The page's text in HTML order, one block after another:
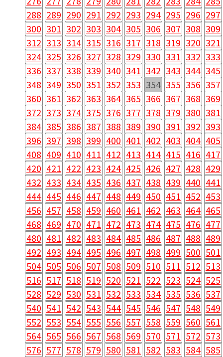
288 289 290 291 292 293 294 295 296 297
300 301 302 303 304 305 306 307 308 309
312 313 314 315 316 317 318 319 320 321
324 325 326 327 328 329 330 331 332 333
336 337 338 339 340 341 342 343 344 345
348 349 350 351 352 353 354 355 356 357
360 361 362 363 364 365 366 367 368 369
372 373 374 375 376 377 378 379 380 381
384 385 386 387 388 389 390 391 392 393
396 397 398 399 400 401 402 403 404 405
408 409 410 411 412 413 414 415 416 417
420 421 422 423 424 425 426 427 428 429
432 433 434 435 436 437 438 439 440 441
444 445 446 447 448 449 450 451 452 453
456 457 458 459 460 461 462 463 464 465
468 469 470 471 472 473 474 475 476 477
480 481 482 483 484 485 486 487 488 489
492 493 494 495 496 497 498 499 500 501
504 505 506 507 508 509 510 511 512 513
516 517 518 519 520 521 522 523 524 525
528 529 530 531 532 533 534 535 536 537
540 541 542 543 544 545 546 547 548 549
552 553 554 555 556 557 558 559 560 561
564 565 566 567 568 569 570 571 572 573
576 577 578 579 580 581 582 583 584 585